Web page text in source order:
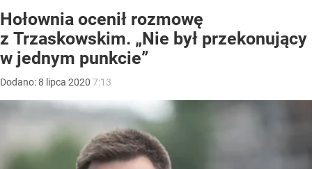
Hołownia ocenił rozmowę
z Trzaskowskim. „Nie był przekonujący
w jednym punkcie”
Dodano:8 lipca 2020 7:13